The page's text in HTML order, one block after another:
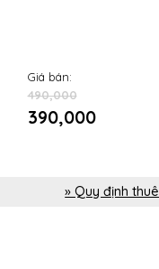
Giá bán:
490,000
390,000
» Quy định thuê